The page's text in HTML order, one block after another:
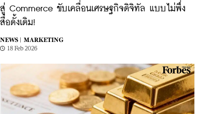
สู่ Commerce ขับเคลื่อนเศรษฐกิจดิจิทัล แบบไม่พึ่ง
สื่อดั้งเดิม!
NEWS |
MARKETING
18 Feb 2026